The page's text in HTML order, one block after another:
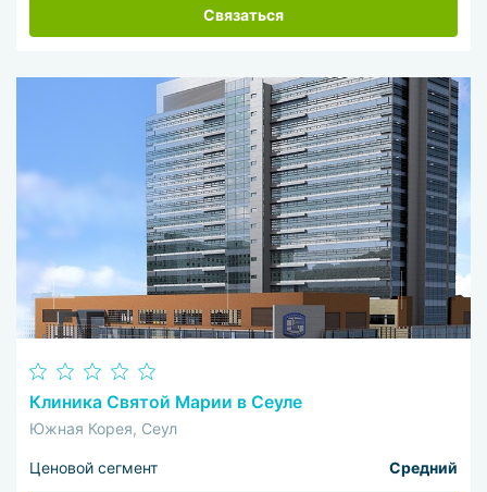
Связаться
Клиника Святой Марии в Сеуле
Южная Корея, Сеул
Ценовой сегмент Средний